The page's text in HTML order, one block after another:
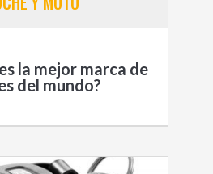
la mejor marca de
del mundo?